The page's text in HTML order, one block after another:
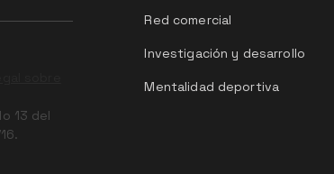
13 del
Red comercial
Investigación y desarrollo
Mentalidad deportiva